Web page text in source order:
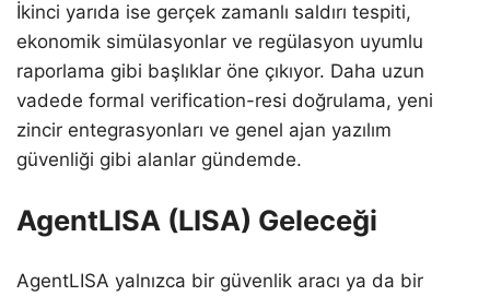
İkinci yarıda ise gerçek zamanlı saldırı tespiti,
ekonomik simülasyonlar ve regülasyon uyumlu
raporlama gibi başlıklar öne çıkıyor. Daha uzun
vadede formal verification-resi doğrulama, yeni
zincir entegrasyonları ve genel ajan yazılım
güvenliği gibi alanlar gündemde.
AgentLISA (LISA) Geleceği
AgentLISA yalnızca bir güvenlik aracı ya da bir